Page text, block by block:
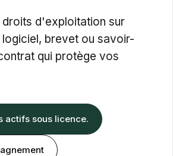
d'exploitation sur
brevet ou savoir-
qui protège vos
actifs sous licence.